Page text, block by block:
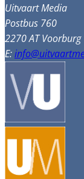
Uitvaart Media
Postbus 760
2270 AT Voorburg
E: